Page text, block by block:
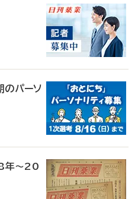
パーソ
年～20